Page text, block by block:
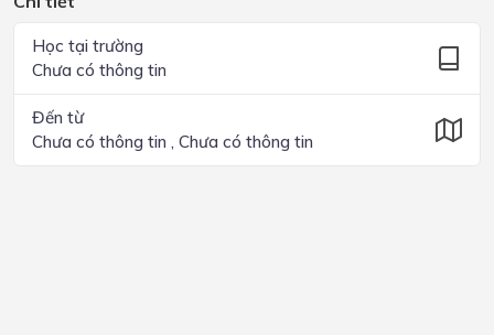
Học tại trường
Chưa có thông tin
Đến từ
Chưa có thông tin , Chưa có thông tin